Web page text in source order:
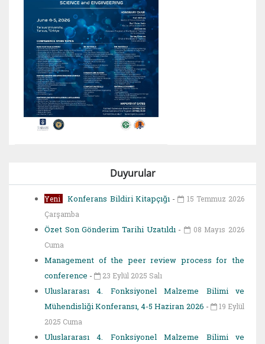
Duyurular
Yeni Konferans Bildiri Kitapçığı -
15 Temmuz 2026
Çarşamba
Özet Son Gönderim Tarihi Uzatıldı -
08 Mayıs 2026
Cuma
Management of the peer review process for the
conference - 23 Eylül 2025 Salı
Uluslararası 4. Fonksiyonel Malzeme Bilimi ve
Mühendisliği Konferansı, 4-5 Haziran 2026 -
19 Eylül
2025 Cuma
Uluslararası 4. Fonksiyonel Malzeme Bilimi ve